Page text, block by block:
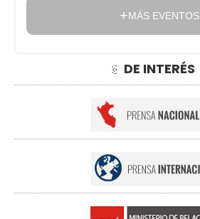
MÁS EVENTOS
DE INTERÉS